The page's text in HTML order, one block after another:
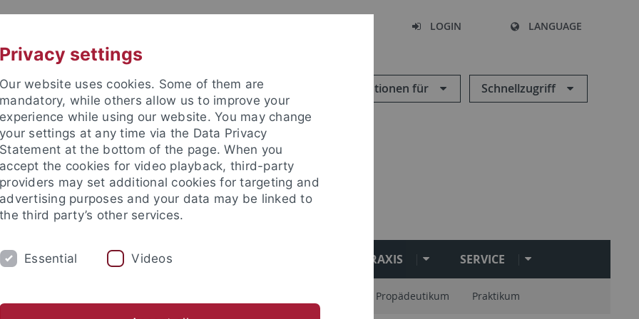
LOGIN LANGUAGE
Informationen für Schnellzugriff
FORSCHUNG PRAXIS SERVICE
Propädeutikum Praktikum
Privacy settings
Our website uses cookies. Some of them are
mandatory, while others allow us to improve your
experience while using our website. You may change
your settings at any time via the Data Privacy
Statement at the bottom of the page. When you
accept the cookies for video playback, third-party
providers may set additional cookies for targeting and
advertising purposes and your data may be linked to
the third party’s other services.
Essential Videos